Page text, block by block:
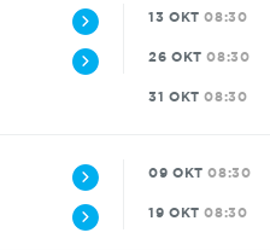
13 OKT 08:30
26 OKT 08:30
31 OKT 08:30
09 OKT 08:30
19 OKT 08:30